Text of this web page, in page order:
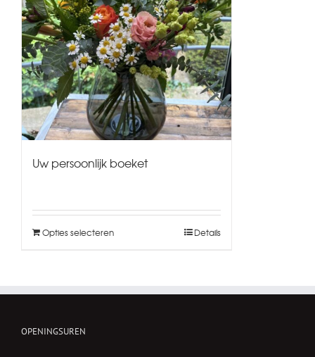
Uw persoonlijk boeket
Opties selecteren Details
OPENINGSUREN